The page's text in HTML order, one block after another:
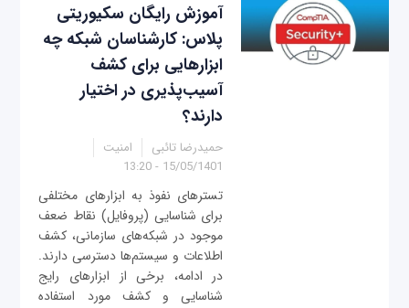
آموزش رایگان سکیوریتی
پلاس: کارشناسان شبکه چه
ابزارهایی برای کشف
آسیب‌پذیری در اختیار
دارند؟
حمیدرضا تائبی
امنیت
15/05/1401 - 13:20
تسترهای نفوذ به ابزارهای مختلفی
برای شناسایی (پروفایل) نقاط ضعف
موجود در شبکه‌های سازمانی، کشف
اطلاعات و سیستم‌ها دسترسی دارند.
در ادامه، برخی از ابزارهای رایج
شناسایی و کشف مورد استفاده